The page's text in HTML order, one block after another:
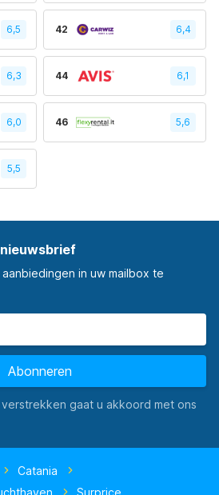
6,5 42 6,4
6,3 44 6,1
6,0 46 5,6
5,5
in uw mailbox te
Abonneren
gaat u akkoord met ons
Catania
Surprice